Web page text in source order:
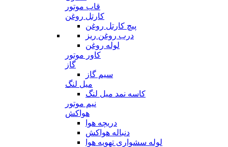
قاب موتور
کارتل روغن
پیچ کارتل روغن
درب روغن ریز
لوله روغن
کاور موتور
گاز
سیم گاز
میل لنگ
کاسه نمد میل لنگ
نیم موتور
هواکش
دریچه هوا
دنباله هواکش
لوله سشواری تهویه هوا